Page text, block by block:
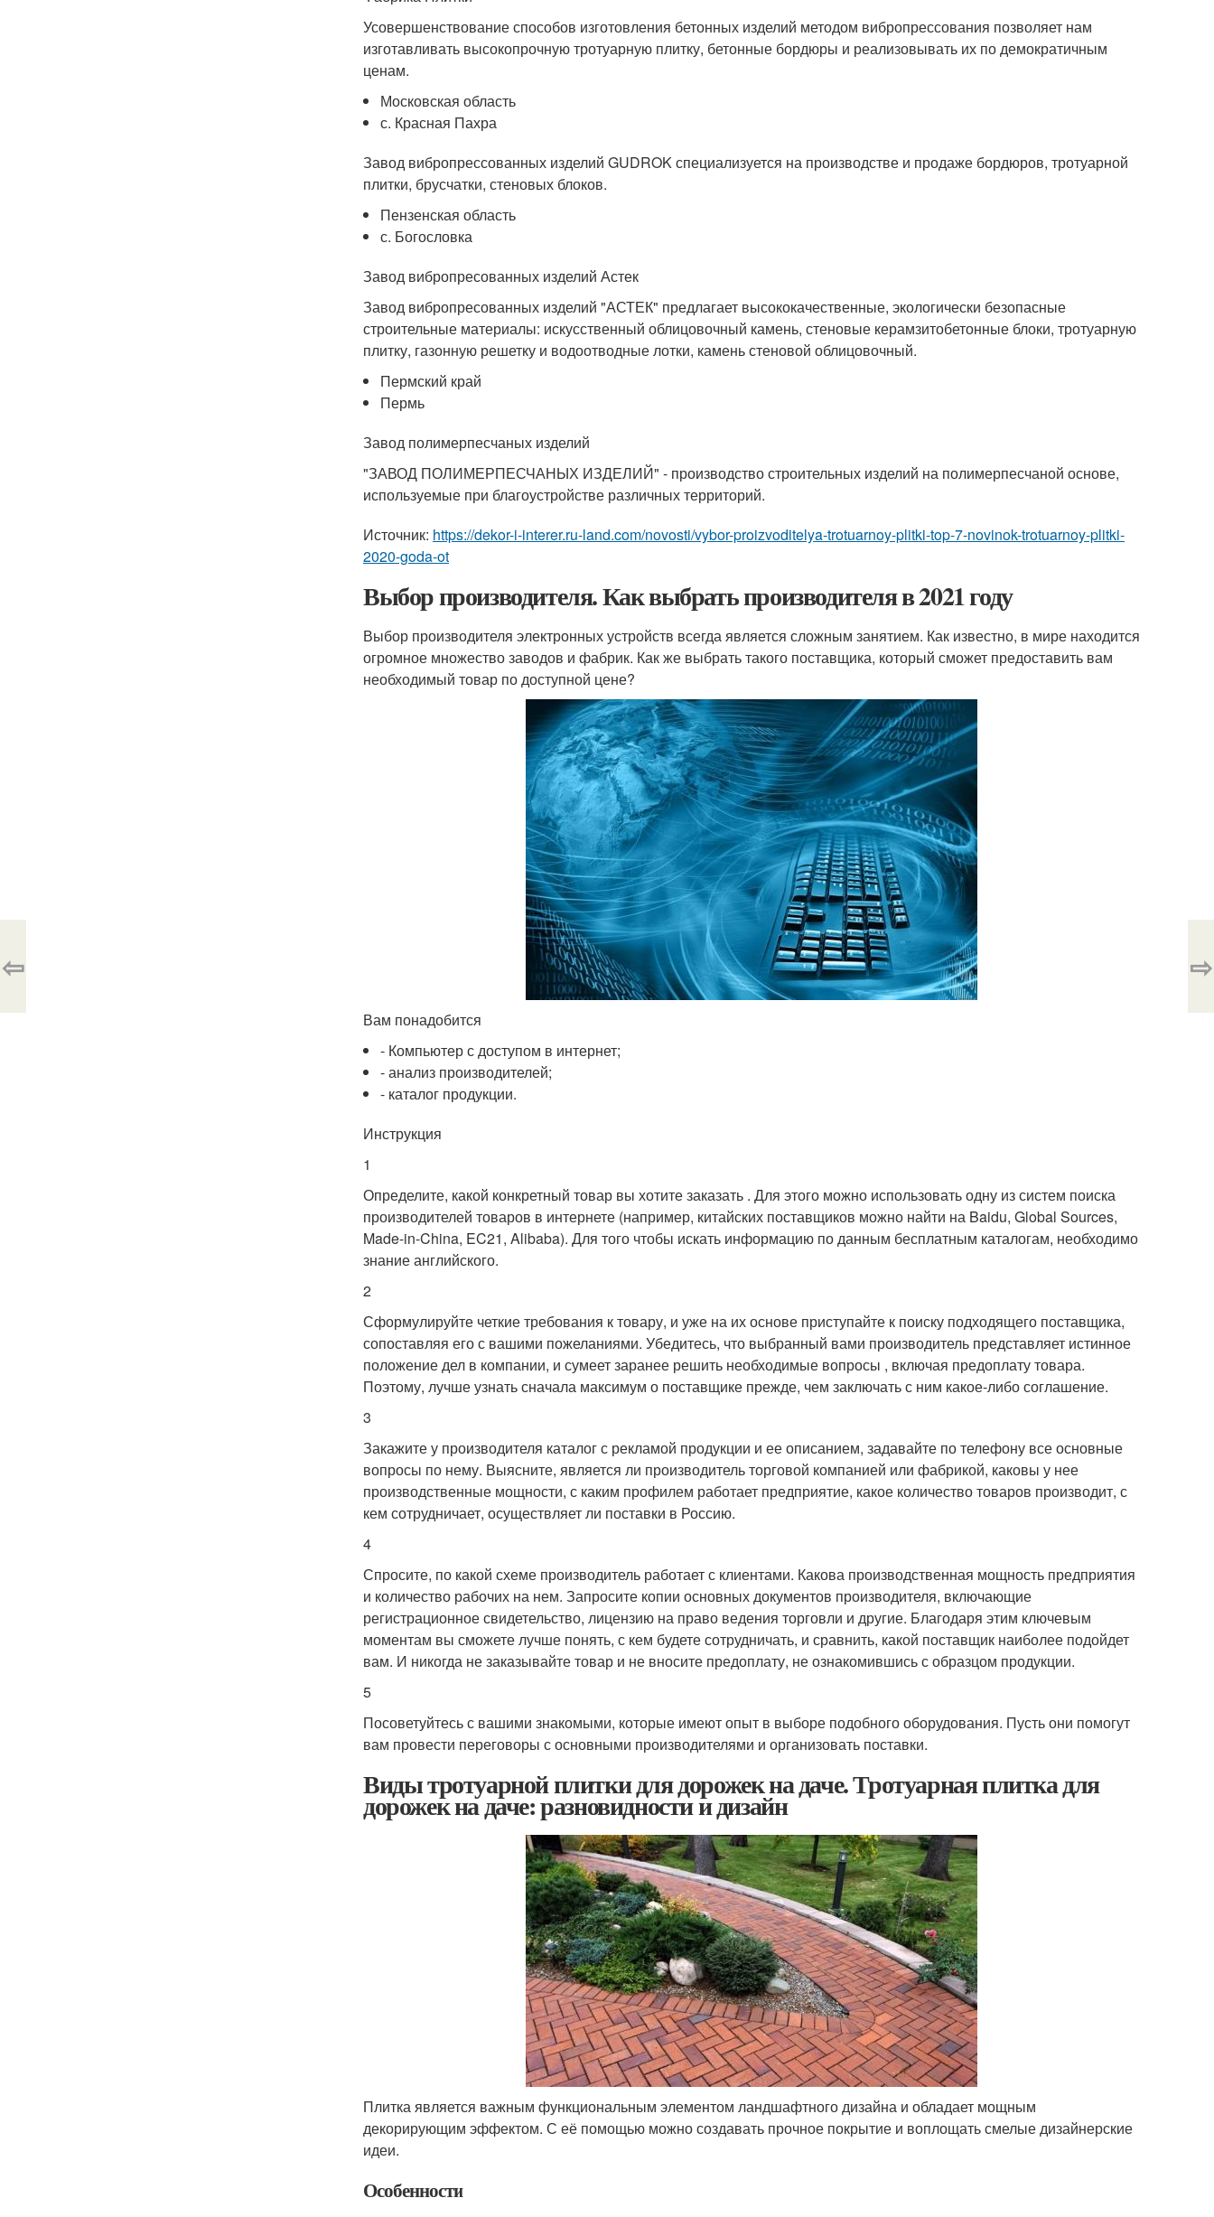
Усовершенствование способов изготовления бетонных изделий методом вибропрессования позволяет нам
изготавливать высокопрочную тротуарную плитку, бетонные бордюры и реализовывать их по демократичным
ценам.
Московская область
с. Красная Пахра
Завод вибропрессованных изделий GUDROK специализуется на производстве и продаже бордюров, тротуарной
плитки, брусчатки, стеновых блоков.
Пензенская область
с. Богословка
Завод вибропресованных изделий Астек
Завод вибропресованных изделий "АСТЕК" предлагает высококачественные, экологически безопасные
строительные материалы: искусственный облицовочный камень, стеновые керамзитобетонные блоки, тротуарную
плитку, газонную решетку и водоотводные лотки, камень стеновой облицовочный.
Пермский край
Пермь
Завод полимерпесчаных изделий
"ЗАВОД ПОЛИМЕРПЕСЧАНЫХ ИЗДЕЛИЙ" - производство строительных изделий на полимерпесчаной основе,
используемые при благоустройстве различных территорий.
Источник: https://dekor-i-interer.ru-land.com/novosti/vybor-proizvoditelya-trotuarnoy-plitki-top-7-novinok-trotuarnoy-plitki-
2020-goda-ot
Выбор производителя. Как выбрать производителя в 2021 году
Выбор производителя электронных устройств всегда является сложным занятием. Как известно, в мире находится
огромное множество заводов и фабрик. Как же выбрать такого поставщика, который сможет предоставить вам
необходимый товар по доступной цене?
Вам понадобится
- Компьютер с доступом в интернет;
- анализ производителей;
- каталог продукции.
Инструкция
1
Определите, какой конкретный товар вы хотите заказать . Для этого можно использовать одну из систем поиска
производителей товаров в интернете (например, китайских поставщиков можно найти на Baidu, Global Sources,
Made-in-China, EC21, Alibaba). Для того чтобы искать информацию по данным бесплатным каталогам, необходимо
знание английского.
2
Сформулируйте четкие требования к товару, и уже на их основе приступайте к поиску подходящего поставщика,
сопоставляя его с вашими пожеланиями. Убедитесь, что выбранный вами производитель представляет истинное
положение дел в компании, и сумеет заранее решить необходимые вопросы , включая предоплату товара.
Поэтому, лучше узнать сначала максимум о поставщике прежде, чем заключать с ним какое-либо соглашение.
3
Закажите у производителя каталог с рекламой продукции и ее описанием, задавайте по телефону все основные
вопросы по нему. Выясните, является ли производитель торговой компанией или фабрикой, каковы у нее
производственные мощности, с каким профилем работает предприятие, какое количество товаров производит, с
кем сотрудничает, осуществляет ли поставки в Россию.
4
Спросите, по какой схеме производитель работает с клиентами. Какова производственная мощность предприятия
и количество рабочих на нем. Запросите копии основных документов производителя, включающие
регистрационное свидетельство, лицензию на право ведения торговли и другие. Благодаря этим ключевым
моментам вы сможете лучше понять, с кем будете сотрудничать, и сравнить, какой поставщик наиболее подойдет
вам. И никогда не заказывайте товар и не вносите предоплату, не ознакомившись с образцом продукции.
5
Посоветуйтесь с вашими знакомыми, которые имеют опыт в выборе подобного оборудования. Пусть они помогут
вам провести переговоры с основными производителями и организовать поставки.
Виды тротуарной плитки для дорожек на даче. Тротуарная плитка для
дорожек на даче: разновидности и дизайн
Плитка является важным функциональным элементом ландшафтного дизайна и обладает мощным
декорирующим эффектом. С её помощью можно создавать прочное покрытие и воплощать смелые дизайнерские
идеи.
Особенности
⇦ ⇨